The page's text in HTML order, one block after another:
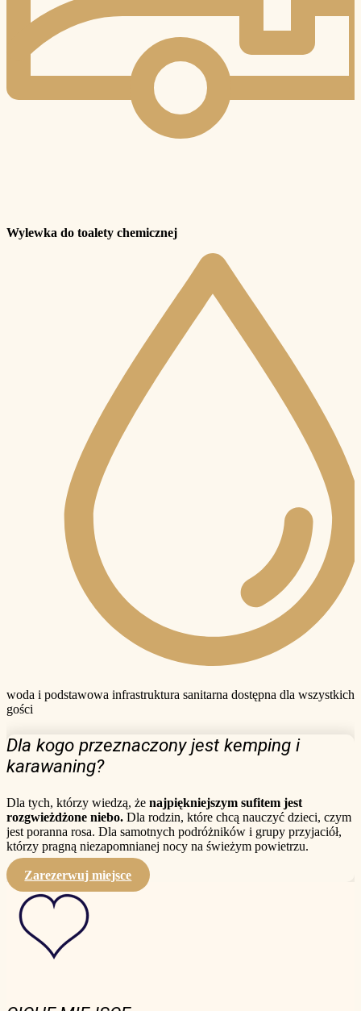
Wylewka do toalety chemicznej
woda i podstawowa infrastruktura sanitarna dostępna dla wszystkich
gości
Dla kogo przeznaczony jest kemping i
karawaning?
Dla tych, którzy wiedzą, że najpiękniejszym sufitem jest
rozgwieżdżone niebo. Dla rodzin, które chcą nauczyć dzieci, czym
jest poranna rosa. Dla samotnych podróżników i grupy przyjaciół,
którzy pragną niezapomnianej nocy na świeżym powietrzu.
Zarezerwuj miejsce